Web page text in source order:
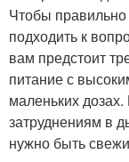
Чтобы
подходить к
вам предстоит
питание с
маленьких
затруднениям в
нужно быть